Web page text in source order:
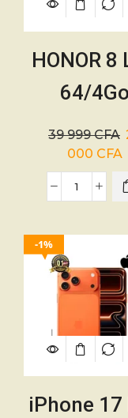
HONOR 8
64/4Go
occasion –
pouce –
Double
–
06Mois
39 999CFA
000 CFA
1%
iPhone 17